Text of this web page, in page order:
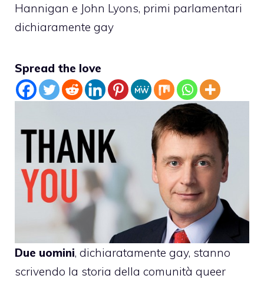
Hannigan e John Lyons, primi parlamentari
dichiaramente gay
Spread the love
Due uomini, dichiaratamente gay, stanno
scrivendo la storia della comunità queer